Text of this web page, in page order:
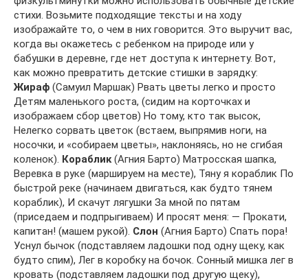
стихи. Возьмите подходящие тексты и на ходу
изображайте то, о чем в них говорится. Это выручит вас,
когда вы окажетесь с ребенком на природе или у
бабушки в деревне, где нет доступа к интернету. Вот,
как можно превратить детские стишки в зарядку:
Жираф (Самуил Маршак) Рвать цветы легко и просто
Детям маленького роста, (сидим на корточках и
изображаем сбор цветов) Но тому, кто так высок,
Нелегко сорвать цветок (встаем, выпрямив ноги, на
носочки, и «собираем цветы», наклоняясь, но не сгибая
коленок). Кораблик(Агния Барто) Матросская шапка,
Веревка в руке (маршируем на месте), Тяну я кораблик По
быстрой реке (начинаем двигаться, как будто тянем
кораблик), И скачут лягушки За мной по пятам
(приседаем и подпрыгиваем) И просят меня: — Прокати,
капитан! (машем рукой). Слон (Агния Барто) Спать пора!
Уснул бычок (подставляем ладошки под одну щеку, как
будто спим), Лег в коробку на бочок. Сонный мишка лег в
кровать (подставляем ладошки под другую щеку),